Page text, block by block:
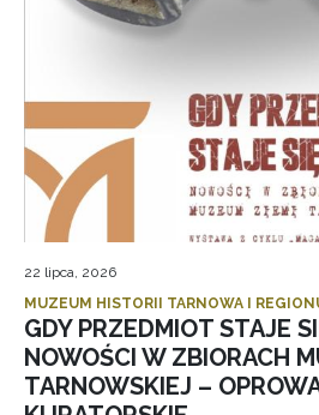
22 lipca, 2026
MUZEUM HISTORII TARNOWA I
GDY PRZEDMIOT STAJE
NOWOŚCI W ZBIORACH
TARNOWSKIEJ –